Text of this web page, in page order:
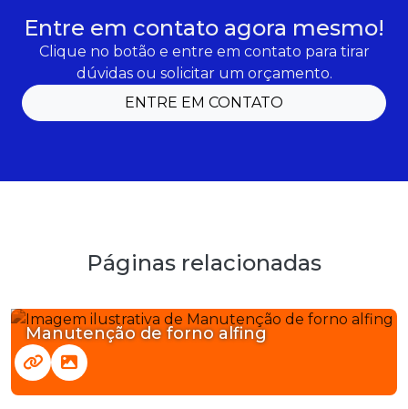
Entre em contato agora mesmo!
Clique no botão e entre em contato para tirar
dúvidas ou solicitar um orçamento.
ENTRE EM CONTATO
Páginas relacionadas
Manutenção de forno alfing